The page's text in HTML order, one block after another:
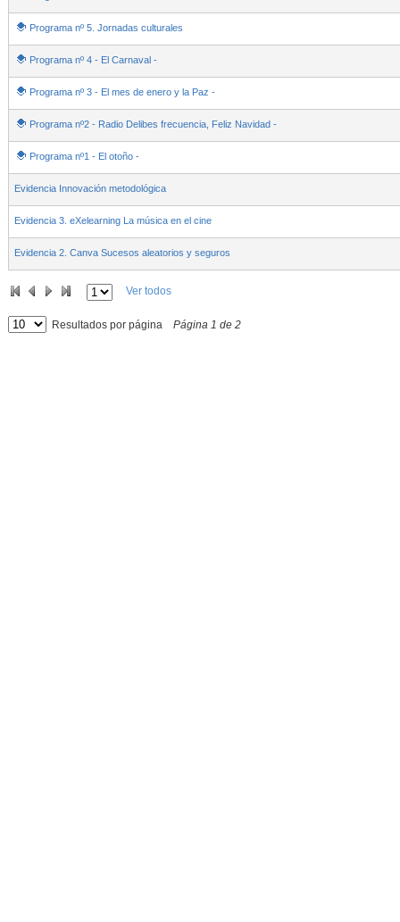
Programa nº 5. Jornadas culturales
Programa nº 4 - El Carnaval -
Programa nº 3 - El mes de enero y la Paz -
Programa nº2 - Radio Delibes frecuencia, Feliz Navidad -- Contenido educativo
Programa nº1 - El otoño -- Contenido educativo
Evidencia Innovación metodológica
Evidencia 3. eXelearning La música en el cine
Evidencia 2. Canva Sucesos aleatorios y seguros
Ver todos
Resultados por página Página 1 de 2